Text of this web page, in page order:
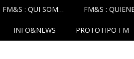
FM&S : QUI SOM… FM&S :
INFO&NEWS PROTOTIPO FM